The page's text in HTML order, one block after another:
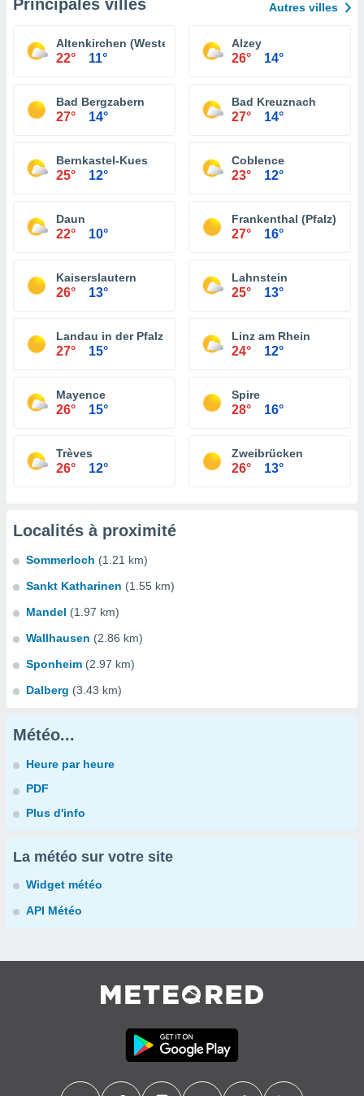
Principales villes Autres villes
Altenkirchen (Westerwald)
22° 11°
Alzey
26° 14°
Bad Bergzabern
27° 14°
Bad Kreuznach
27° 14°
Bernkastel-Kues
25° 12°
Coblence
23° 12°
Daun
22° 10°
Frankenthal (Pfalz)
27° 16°
Kaiserslautern
26° 13°
Lahnstein
25° 13°
Landau in der Pfalz
27° 15°
Linz am Rhein
24° 12°
Mayence
26° 15°
Spire
28° 16°
Trèves
26° 12°
Zweibrücken
26° 13°
Localités à proximité
Sommerloch (1.21 km)
Sankt Katharinen (1.55 km)
Mandel (1.97 km)
Wallhausen (2.86 km)
Sponheim (2.97 km)
Dalberg (3.43 km)
Météo...
Heure par heure
PDF
Plus d'info
La météo sur votre site
Widget météo
API Météo